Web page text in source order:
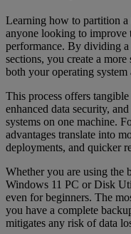
Learning how to partition
anyone looking to improve
performance. By dividing
sections, you create a
both your operating system
This process offers
enhanced data security,
systems on one machine.
advantages translate into
deployments, and quicker
Whether you are using the
Windows 11 PC or Disk
even for beginners. The
you have a complete
mitigates any risk of data